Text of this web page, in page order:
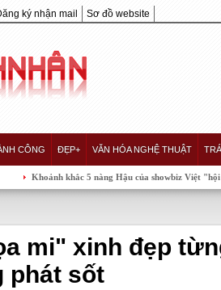
ký nhận mail Sơ đồ website
CÔNG ĐẸP+ VĂN HÓA NGHỆ THUẬT
khắc 5 nàng Hậu của showbiz Việt "hội tụ"
mi" xinh đẹp
phát sốt